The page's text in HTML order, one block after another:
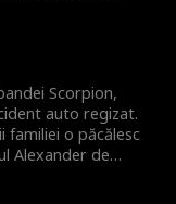
scântei. Niciunul
este de fapt
pe care l-au
Scorpion,
auto regizat.
familiei o păcălesc
Alexander de